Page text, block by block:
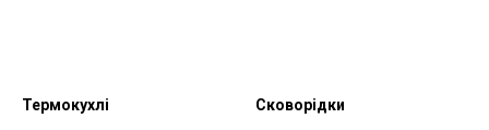
Термокухлі Сковорідки